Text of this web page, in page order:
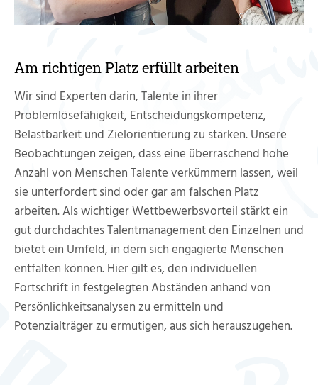
Rosemarie Thiedmann (vorm. Konirsch)
Kooperationspartner
Aktuelles
Veranstaltungen
Artikel & Aktivitäten
Kontakt
Am richtigen Platz erfüllt arbeiten
Wir sind Experten darin, Talente in ihrer
Problemlösefähigkeit, Entscheidungskompetenz,
Belastbarkeit und Zielorientierung zu stärken. Unsere
Beobachtungen zeigen, dass eine überraschend hohe
Anzahl von Menschen Talente verkümmern lassen, weil
sie unterfordert sind oder gar am falschen Platz
arbeiten. Als wichtiger Wettbewerbsvorteil stärkt ein
gut durchdachtes Talentmanagement den Einzelnen und
bietet ein Umfeld, in dem sich engagierte Menschen
entfalten können. Hier gilt es, den individuellen
Fortschrift in festgelegten Abständen anhand von
Persönlichkeitsanalysen zu ermitteln und
Potenzialträger zu ermutigen, aus sich herauszugehen.